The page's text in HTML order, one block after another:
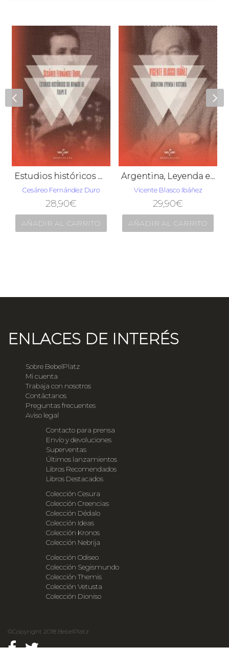
Estudios históricos del reinado de Felipe II
Cesáreo Fernández Duro
28,90€
AÑADIR AL CARRITO
Argentina, Leyenda e Historia
Vicente Blasco Ibáñez
29,90€
AÑADIR AL CARRITO
ENLACES DE INTERÉS
Sobre BebelPlatz
Mi cuenta
Trabaja con nosotros
Contáctanos
Preguntas frecuentes
Aviso legal
Contacto para prensa
Envío y devoluciones
Superventas
Últimos lanzamientos
Libros Recomendados
Libros Destacados
Colección Cesura
Colección Creencias
Colección Dédalo
Colección Ideas
Colección Kronos
Colección Nebrija
Colección Odiseo
Colección Segismundo
Colección Themis
Colección Vetusta
Colección Dioniso
©Copyright 2018 BebelPlatz